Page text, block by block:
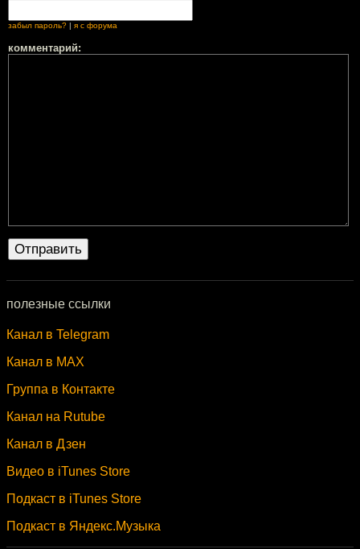
забыл пароль? | я с форума
комментарий:
полезные ссылки
Канал в Telegram
Канал в MAX
Группа в Контакте
Канал на Rutube
Канал в Дзен
Видео в iTunes Store
Подкаст в iTunes Store
Подкаст в Яндекс.Музыка